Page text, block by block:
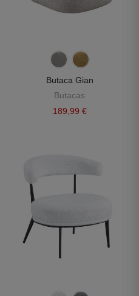
Butaca Gian
Butacas
189,99 €